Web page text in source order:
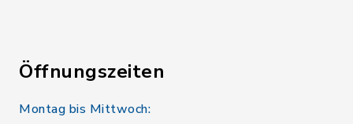
Öffnungszeiten
Montag bis Mittwoch: